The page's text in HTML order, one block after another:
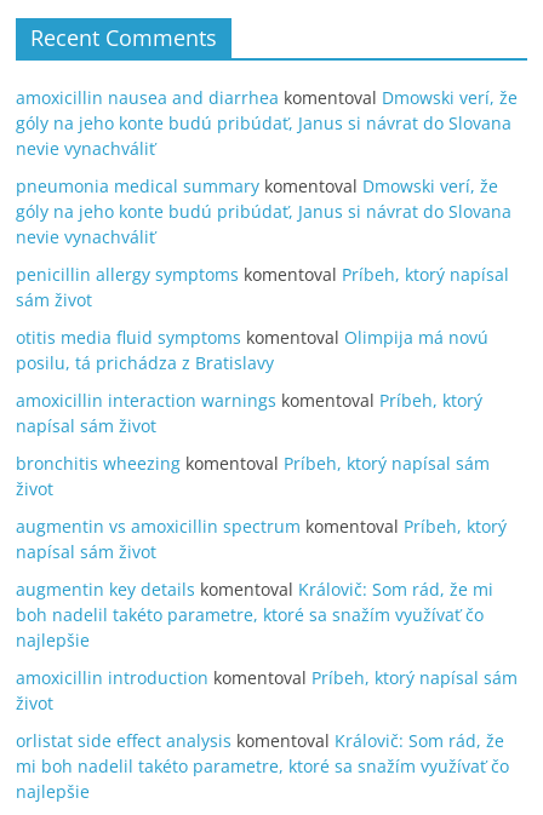
Recent Comments
amoxicillin nausea and diarrhea komentoval Dmowski verí, že
góly na jeho konte budú pribúdať, Janus si návrat do Slovana
nevie vynachváliť
pneumonia medical summary komentoval Dmowski verí, že
góly na jeho konte budú pribúdať, Janus si návrat do Slovana
nevie vynachváliť
penicillin allergy symptoms komentoval Príbeh, ktorý napísal
sám život
otitis media fluid symptoms komentoval Olimpija má novú
posilu, tá prichádza z Bratislavy
amoxicillin interaction warnings komentoval Príbeh, ktorý
napísal sám život
bronchitis wheezing komentoval Príbeh, ktorý napísal sám
život
augmentin vs amoxicillin spectrum komentoval Príbeh, ktorý
napísal sám život
augmentin key details komentoval Královič: Som rád, že mi
boh nadelil takéto parametre, ktoré sa snažím využívať čo
najlepšie
amoxicillin introduction komentoval Príbeh, ktorý napísal sám
život
orlistat side effect analysis komentoval Královič: Som rád, že
mi boh nadelil takéto parametre, ktoré sa snažím využívať čo
najlepšie